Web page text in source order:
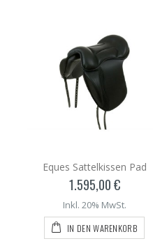
Eques Sattelkissen Pad
1.595,00 €
Inkl. 20% MwSt.
IN DEN WARENKORB